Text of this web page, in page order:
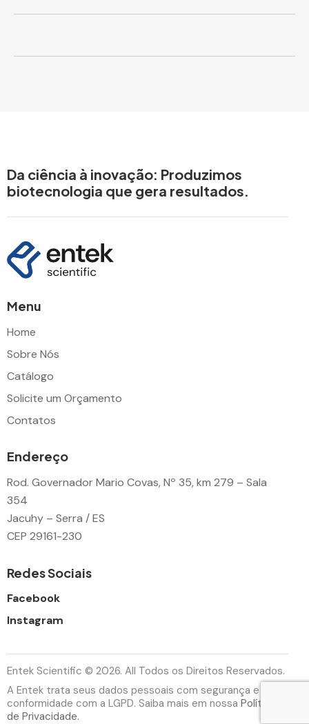
Da ciência à inovação: Produzimos
biotecnologia que gera resultados.
Menu
Home
Sobre Nós
Catálogo
Solicite um Orçamento
Contatos
Endereço
Rod. Governador Mario Covas, Nº 35, km 279 – Sala
354
Jacuhy – Serra / ES
CEP 29161-230
Redes Sociais
Facebook
Instagram
Entek Scientific © 2026. All Todos os Direitos Reservados.
A Entek trata seus dados pessoais com segurança e em
conformidade com a LGPD. Saiba mais em nossa Política
de Privacidade.